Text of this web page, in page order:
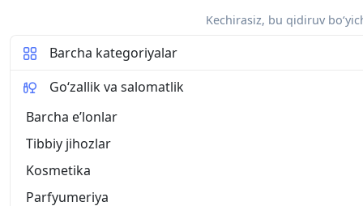
Kechirasiz, bu qidiruv
Barcha kategoriyalar
Go‘zallik va salomatlik
Barcha eʼlonlar
Tibbiy jihozlar
Kosmetika
Parfyumeriya